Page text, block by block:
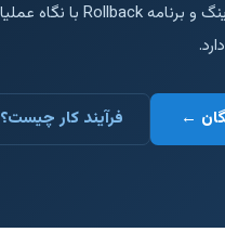
← فرآیند کار چیست؟